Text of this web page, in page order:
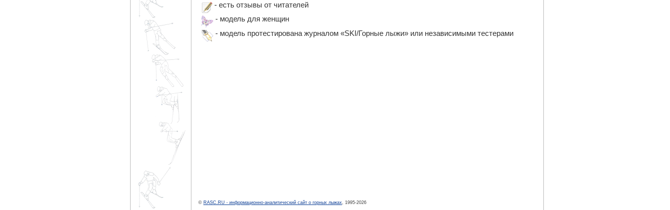
- есть отзывы от читателей
- модель для женщин
- модель протестирована журналом «SKI/Горные лыжи» или независимыми тестерами
© RASC.RU - информационно-аналитический сайт о горных лыжах, 1995-2026